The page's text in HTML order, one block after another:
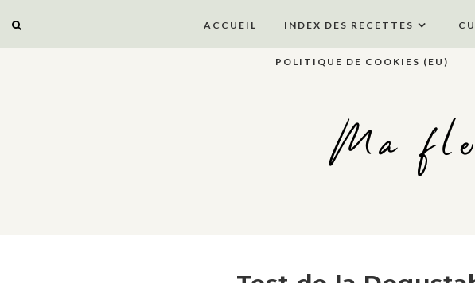
ACCUEIL INDEX DES RECETTES
POLITIQUE DE COOKIES (EU)
Ma